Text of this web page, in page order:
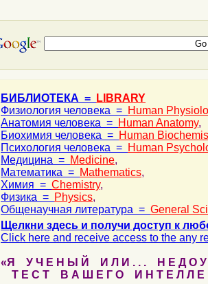
БИБЛИОТЕКА =
LIBRARY
Физиология человека = Human
Анатомия человека = Human Anatomy,
Биохимия человека = Human
Психология человека = Human
Медицина = Medicine,
Математика = Mathematics,
Химия = Chemistry,
Физика = Physics,
Общенаучная литература = General
Щелкни здесь и получи доступ к
Click here and receive access to the any
«Я У Ч Е Н Ы Й И Л И . . . Н Е Д О У
Т Е С Т В А Ш Е Г О И Н Т Е Л Л Е